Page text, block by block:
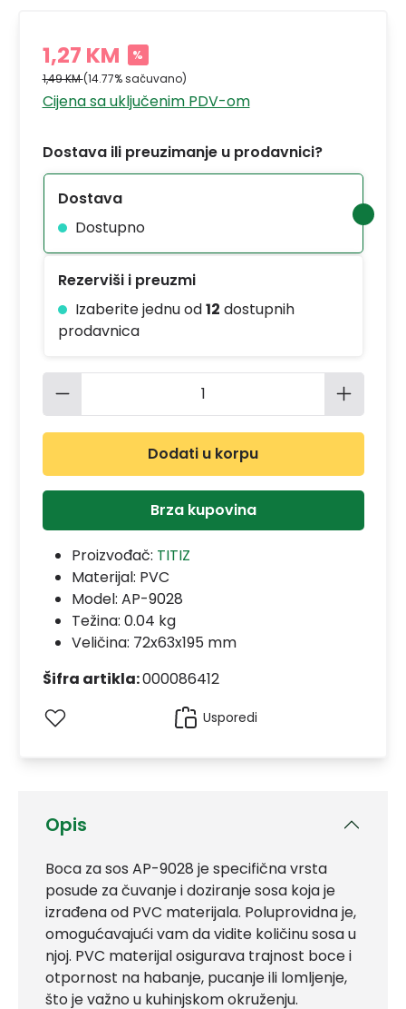
Opis
Boca za sos AP-9028 je specifična vrsta
posude za čuvanje i doziranje sosa koja je
izrađena od PVC materijala. Poluprovidna je,
omogućavajući vam da vidite količinu sosa u
njoj. PVC materijal osigurava trajnost boce i
otpornost na habanje, pucanje ili lomljenje,
što je važno u kuhinjskom okruženju.
1,27 KM %
1,49 KM(14.77% sačuvano)
Cijena sa uključenim PDV-om
Dostava ili preuzimanje u prodavnici?
Dostava
Dostupno
Rezerviši i preuzmi
Izaberite jednu od12 dostupnih
prodavnica
Količina proizvoda: Unesite
Dodati u korpu
Brza kupovina
Proizvođač: TITIZ
Materijal: PVC
Model: AP-9028
Težina: 0.04 kg
Veličina: 72x63x195 mm
Šifra artikla:000086412
Usporedi